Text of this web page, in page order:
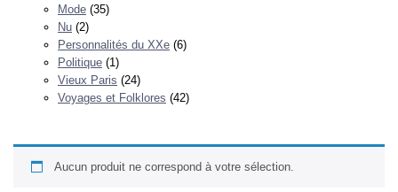
Mode (35)
Nu (2)
Personnalités du XXe (6)
Politique (1)
Vieux Paris (24)
Voyages et Folklores (42)
Aucun produit ne correspond à votre sélection.